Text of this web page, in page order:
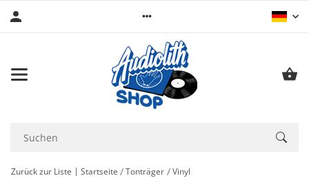
Zurück zur Liste Startseite Tonträger Vinyl